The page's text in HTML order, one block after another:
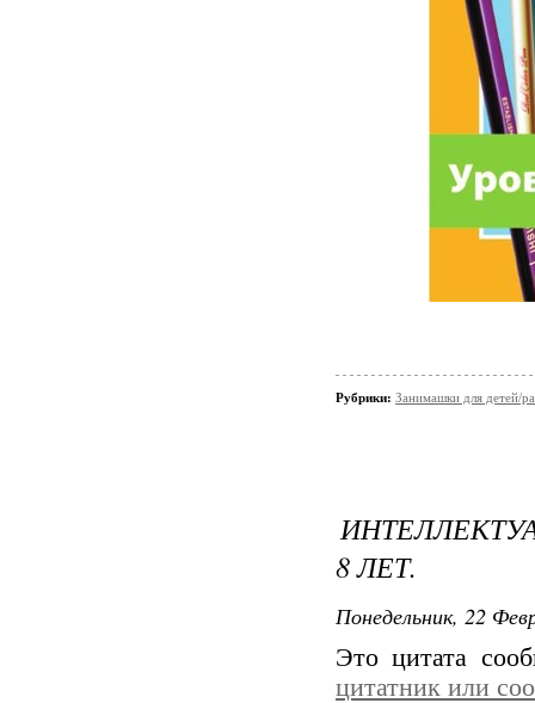
Рубрики: Занимашки для детей/
8 ЛЕТ.
Понедельник, 22
Это цитата
цитатник или